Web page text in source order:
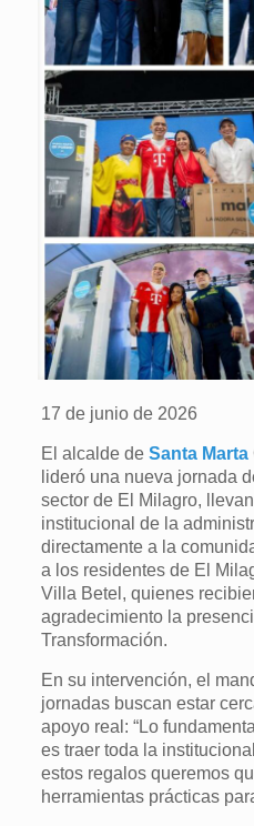
17 de junio de 2026
El alcalde deSanta Marta
lideró una nueva jornada
sector de El Milagro,
institucional de la
directamente a la
a los residentes de El
Villa Betel, quienes
agradecimiento la
Transformación.
En su intervención, el
jornadas buscan estar
apoyo real: “Lo
es traer toda la
estos regalos queremos
herramientas prácticas